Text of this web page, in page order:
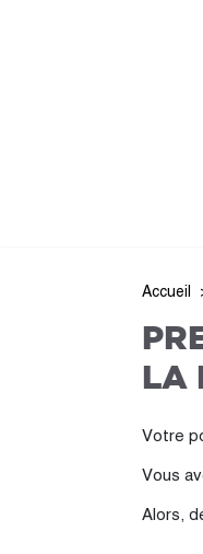
Accueil
LA
Votre
Vous
Alors,